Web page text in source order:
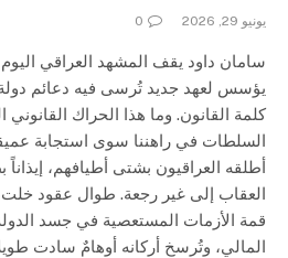
يونيو 29, 2026 0
سامان داود يقف المشهد العراقي
يؤسس لعهد جديد تُرسى فيه دعائم
كلمة القانون. وما هذا الحراك القانوني
السلطات في راهننا سوى استجابة
أطلقه العراقيون بشتى أطيافهم،
العقاب إلى غير رجعة. طوال عقود
قمة الأزمات المستعصية في جسد
المالي، وتُرسخ أركانه أوهامٌ سادت